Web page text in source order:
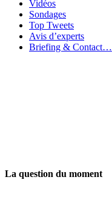
Vidéos
Sondages
Top Tweets
Avis d’experts
Briefing & Contact…
La question du moment